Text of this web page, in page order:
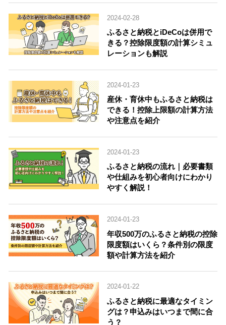
2024-02-28
ふるさと納税とiDeCoは併用で
きる？控除限度額の計算シミュ
レーションも解説
2024-01-23
産休・育休中もふるさと納税は
できる！控除上限額の計算方法
や注意点を紹介
2024-01-23
ふるさと納税の流れ｜必要書類
や仕組みを初心者向けにわかり
やすく解説！
2024-01-23
年収500万のふるさと納税の控除
限度額はいくら？条件別の限度
額や計算方法を紹介
2024-01-22
ふるさと納税に最適なタイミン
グは？申込みはいつまで間に合
う？